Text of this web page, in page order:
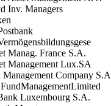
Inv. Managers
Manag. France S.A.
Management Lux.SA
Company
Luxembourg S.A.